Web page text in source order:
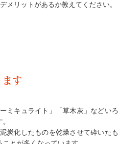
メリットがあるか教えてください。
ます
ミキュライト」「草木灰」などいろ
炭化したものを乾燥させて砕いたも